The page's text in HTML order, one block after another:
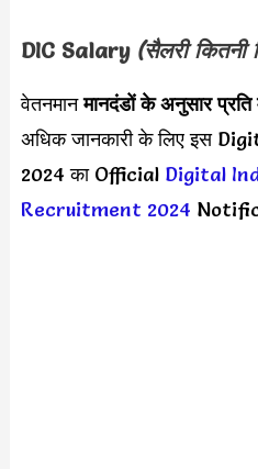
DIC Salary (सैलरी कितनी
वेतनमानमानदंडों के अनुसारप्रति
अधिक जानकारी के लिए इस
2024 का Official Digital
Recruitment 2024